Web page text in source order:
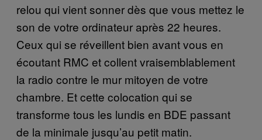
relou qui vient sonner dès que vous mettez le
son de votre ordinateur après 22 heures.
Ceux qui se réveillent bien avant vous en
écoutant RMC et collent vraisemblablement
la radio contre le mur mitoyen de votre
chambre. Et cette colocation qui se
transforme tous les lundis en BDE passant
de la minimale jusqu’au petit matin.